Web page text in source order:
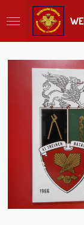
direct
hoofdinhoud